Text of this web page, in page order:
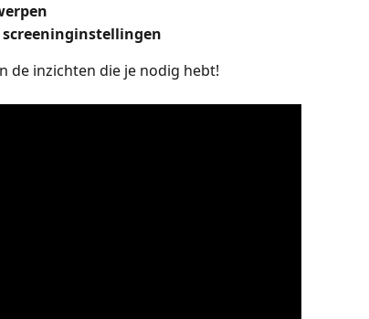
screeninginstellingen
de inzichten die je nodig hebt!